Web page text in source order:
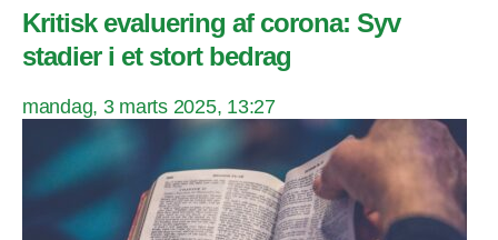
Kritisk evaluering af corona: Syv
stadier i et stort bedrag
mandag, 3 marts 2025, 13:27